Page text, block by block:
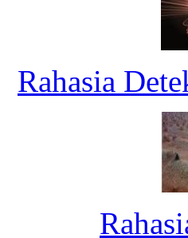
Rahasia